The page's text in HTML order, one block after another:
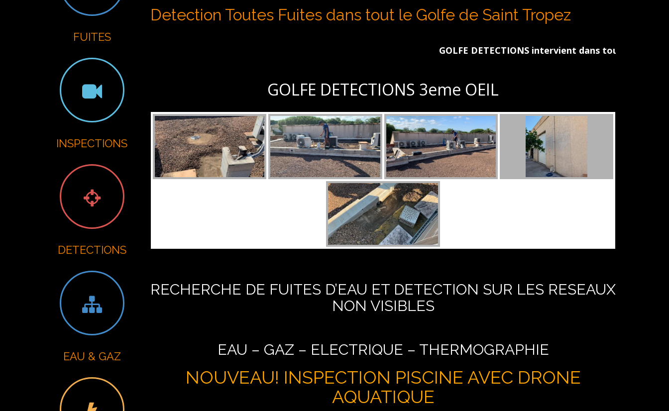
G N
Detection Toutes Fuites dans tout le Golfe de Saint Tropez
GOLFE DETECTIONS intervient dans tout le Golfe de
GOLFE DETECTIONS 3eme OEIL
RECHERCHE DE FUITES D’EAU ET DETECTION SUR LES RESEAUX
NON VISIBLES
EAU – GAZ – ELECTRIQUE – THERMOGRAPHIE
NOUVEAU! INSPECTION PISCINE AVEC DRONE
AQUATIQUE
FUITES
INSPECTIONS
DETECTIONS
EAU & GAZ